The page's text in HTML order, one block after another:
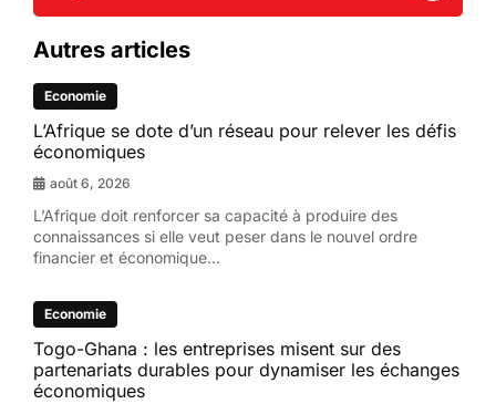
Autres articles
Economie
L’Afrique se dote d’un réseau pour relever les défis
économiques
août 6, 2026
L’Afrique doit renforcer sa capacité à produire des
connaissances si elle veut peser dans le nouvel ordre
financier et économique...
Economie
Togo-Ghana : les entreprises misent sur des
partenariats durables pour dynamiser les échanges
économiques